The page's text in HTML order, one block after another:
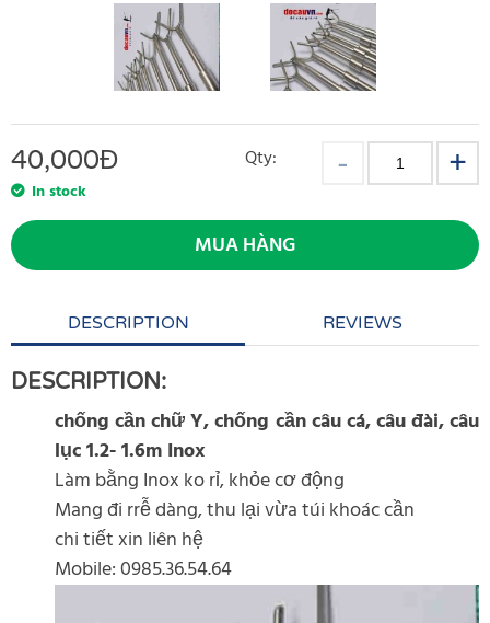
40,000Đ
In stock
Qty:
MUA HÀNG
DESCRIPTION REVIEWS
DESCRIPTION:
chống cần chữ Y, chống cần câu cá, câu đài, câu
lục 1.2- 1.6m Inox
Làm bằng Inox ko rỉ, khỏe cơ động
Mang đi rrễ dàng, thu lại vừa túi khoác cần
chi tiết xin liên hệ
Mobile: 0985.36.54.64